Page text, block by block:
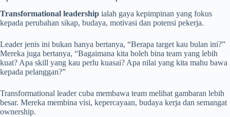
Transformational leadership ialah gaya kepimpinan yang fokus
kepada perubahan sikap, budaya, motivasi dan potensi pekerja.
Leader jenis ini bukan hanya bertanya, “Berapa target kau bulan ini?”
Mereka juga bertanya, “Bagaimana kita boleh bina team yang lebih
kuat? Apa skill yang kau perlu kuasai? Apa nilai yang kita mahu bawa
kepada pelanggan?”
Transformational leader cuba membawa team melihat gambaran lebih
besar. Mereka membina visi, kepercayaan, budaya kerja dan semangat
ownership.